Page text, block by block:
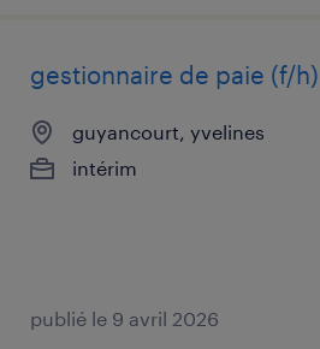
gestionnaire de paie (f/h)
guyancourt, yvelines
intérim
publié le 9 avril 2026